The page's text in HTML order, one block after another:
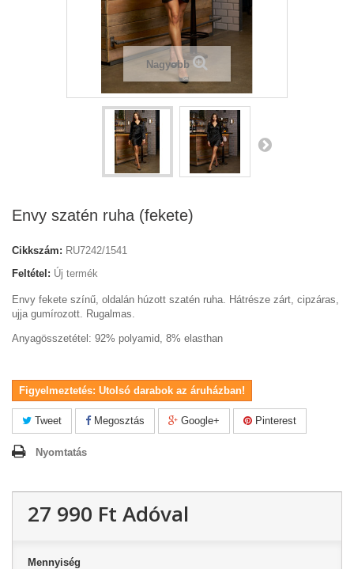
Nagyobb
Envy szatén ruha (fekete)
Cikkszám: RU7242/1541
Feltétel: Új termék
Envy fekete színű, oldalán húzott szatén ruha. Hátrésze zárt, cipzáras,
ujja gumírozott. Rugalmas.
Anyagösszetétel: 92% polyamid, 8% elasthan
Figyelmeztetés: Utolsó darabok az áruházban!
Tweet Megosztás Google+ Pinterest
Nyomtatás
27 990 Ft‎ Adóval
Mennyiség